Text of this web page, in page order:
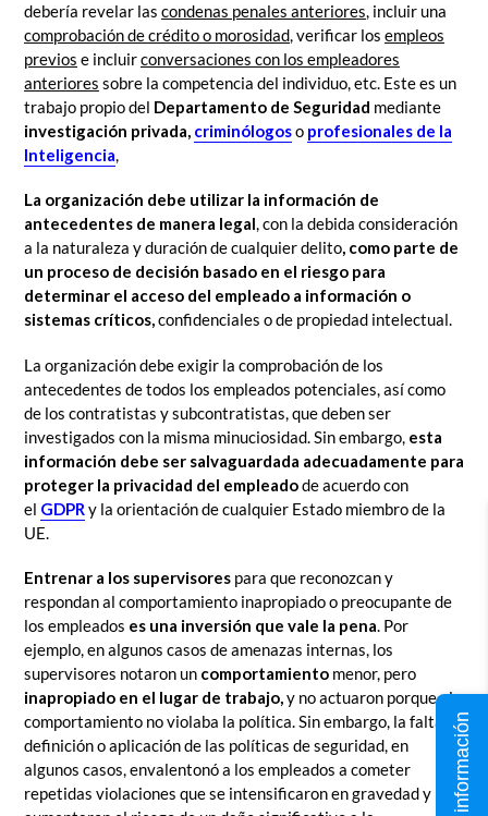
debería revelar las condenas penales anteriores, incluir una
comprobación de crédito o morosidad, verificar los empleos
previos e incluirconversaciones con los empleadores
anteriores sobre la competencia del individuo, etc. Este es un
trabajo propio del Departamento de Seguridad mediante
investigación privada, criminólogoso profesionales de la
Inteligencia,
La organización debe utilizar la información de
antecedentes de manera legal, con la debida consideración
a la naturaleza y duración de cualquier delito, como parte de
un proceso de decisión basado en el riesgo para
determinar el acceso del empleado a información o
sistemas críticos,confidenciales o de propiedad intelectual.
La organización debe exigir la comprobación de los
antecedentes de todos los empleados potenciales, así como
de los contratistas y subcontratistas, que deben ser
investigados con la misma minuciosidad. Sin embargo, esta
información debe ser salvaguardada adecuadamente para
proteger la privacidad del empleadode acuerdo con
el GDPRy la orientación de cualquier Estado miembro de la
UE.
Entrenar a los supervisores para que reconozcan y
respondan al comportamiento inapropiado o preocupante de
los empleados es una inversión que vale la pena. Por
ejemplo, en algunos casos de amenazas internas, los
supervisores notaron un comportamiento menor, pero
inapropiado en el lugar de trabajo,y no actuaron porque el
comportamiento no violaba la política. Sin embargo, la falta de
definición o aplicación de las políticas de seguridad, en
algunos casos, envalentonó a los empleados a cometer
repetidas violaciones que se intensificaron en gravedad y